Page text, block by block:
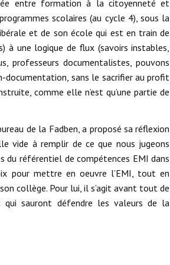
entre formation à la citoyenneté et
scolaires (au cycle 4), sous la
et de son école qui est en train de
à une logique de flux (savoirs instables,
professeurs documentalistes, pouvons
documentation, sans le sacrifier au profit
comme elle n’est qu’une partie de
de la Fadben, a proposé sa réflexion
vide à remplir de ce que nous jugeons
du référentiel de compétences EMI dans
pour mettre en oeuvre l’EMI, tout en
collège. Pour lui, il s’agit avant tout de
sauront défendre les valeurs de la